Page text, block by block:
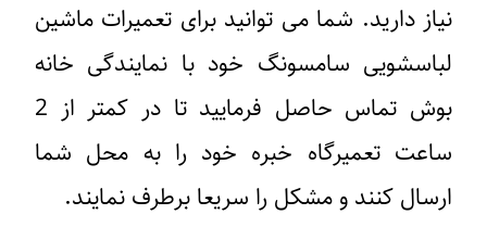
نیاز دارید. شما می توانید برای تعمیرات ماشین
لباسشویی سامسونگ خود با نمایندگی خانه
بوش تماس حاصل فرمایید تا در کمتر از 2
ساعت تعمیرگاه خبره خود را به محل شما
ارسال کنند و مشکل را سریعا برطرف نمایند.